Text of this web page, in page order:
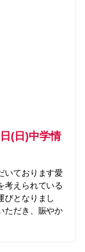
(日)中学情
いております愛
考えられている
びとなりまし
ただき、賑やか